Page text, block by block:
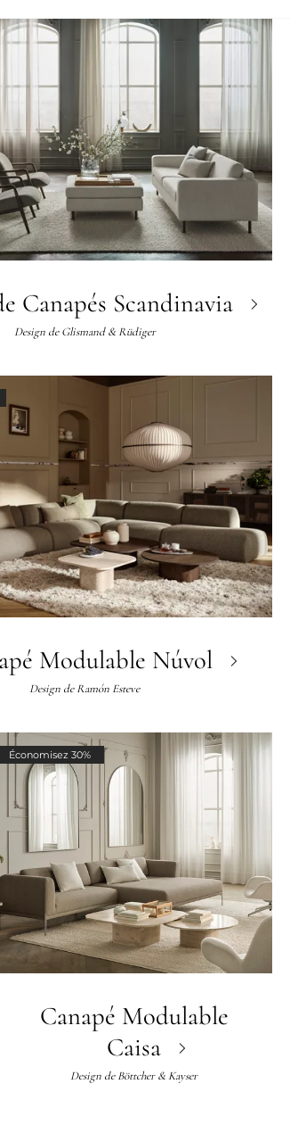
Canapés Scandinavia
Design deGlismand & Rüdiger
Modulable Núvol
Design deRamón Esteve
Économisez 30%
Canapé Modulable
Caisa
Design deBöttcher & Kayser